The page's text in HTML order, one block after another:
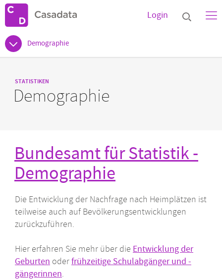
Login
Demographie
STATISTIKEN
Demographie
Bundesamt für Statistik -
Demographie
Die Entwicklung der Nachfrage nach Heimplätzen ist
teilweise auch auf Bevölkerungsentwicklungen
zurückzuführen.
Hier erfahren Sie mehr über die Entwicklung der
Geburten oderfrühzeitige Schulabgänger und -
gängerinnen.